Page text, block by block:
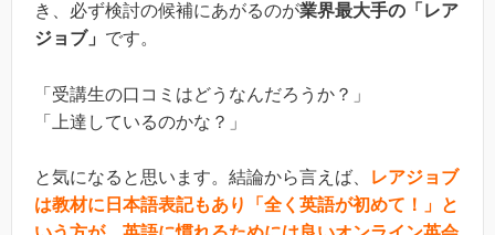
き、必ず検討の候補にあがるのが業界最大手の「レア
ジョブ」 です。
「受講生の口コミはどうなんだろうか？」
「上達しているのかな？」
と気になると思います。結論から言えば、
レアジョブ
は教材に日本語表記もあり「全く英語が初めて！」と